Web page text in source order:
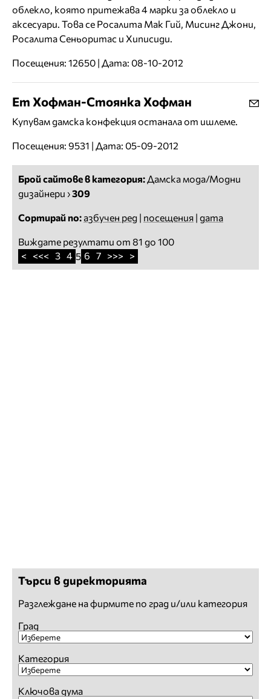
облекло, която притежава 4 марки за облекло и
аксесуари. Това се Росалита Мак Гий, Мисинг Джони,
Росалита Сеньоритас и Хиписиди.
Посещения: 12650 | Дата: 08-10-2012
Ет Хофман-Стоянка Хофман
Купувам дамска конфекция останала от ишлеме.
Посещения: 9531 | Дата: 05-09-2012
Брой сайтове в категория:Дамска мода/Модни
дизайнери ›309
Сортирай по: азбучен ред | посещения | дата
Виждате резултати от 81 до 100
< <<< 3 4 5 6 7 >>> >
Търси в директорията
Разглеждане на фирмите по град и/или категория
Град
Категория
Ключова дума